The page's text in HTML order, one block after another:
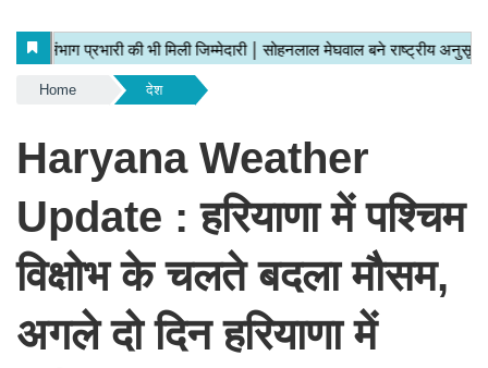
Home देश
Haryana Weather
Update : हरियाणा में प​श्चिम
​विक्षोभ के चलते बदला मौसम,
अगले दो दिन हरियाणा में